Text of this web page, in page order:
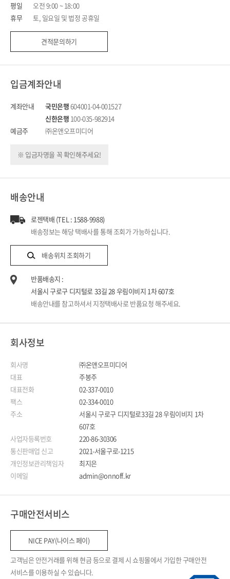
평일
오전 9:00 ~ 18:00
휴무
토, 일요일 및 법정 공휴일
견적문의하기
입금계좌안내
계좌안내 국민은행604001-04-001527
신한은행 100-035-982914
예금주
㈜온앤오프미디어
※ 입금자명을 꼭 확인해주세요!
배송안내
로젠택배 (TEL : 1588-9988)
배송정보는 해당 택배사를 통해 조회가 가능하십니다.
배송위치 조회하기
반품배송지 :
서울시 구로구 디지털로 33길 28 우림이비지 1차 607호
배송안내를 참고하셔서 지정택배사로 반품요청 해주세요.
회사정보
회사명
㈜온앤오프미디어
대표
주봉주
대표전화
02-337-0010
팩스
02-334-0010
주소
서울시 구로구 디지털로33길 28 우림이비지 1차
607호
사업자등록번호
220-86-30306
통신판매업 신고
2021-서울구로-1215
개인정보관리책임자
최지은
이메일
admin@onnoff.kr
구매안전서비스
NICE PAY(나이스 페이)
고객님은 안전거래를 위해 현금 등으로 결제 시 쇼핑몰에서 가입한 구매안전
서비스를 이용하실 수 있습니다.